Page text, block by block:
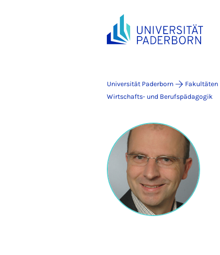
Universität Paderborn Fakultäten
Wirtschafts- und Berufspädagogik